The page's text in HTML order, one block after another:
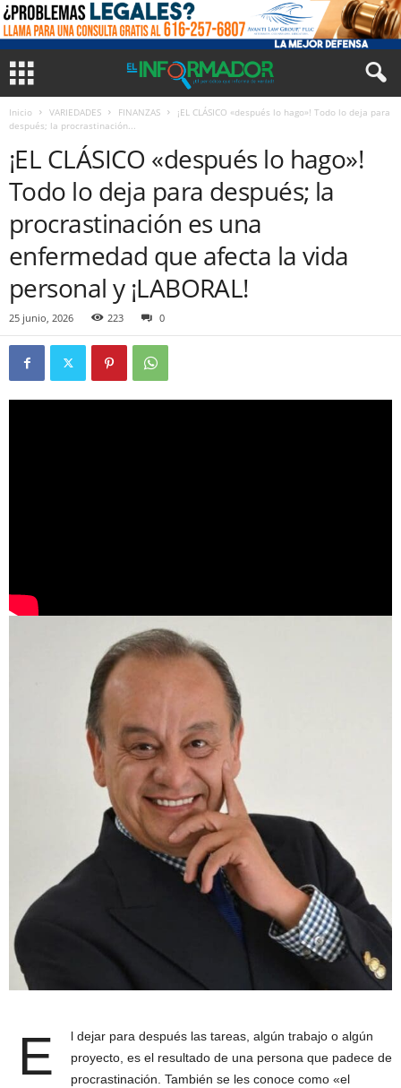
Inicio VARIEDADES FINANZAS
¡EL CLÁSICO «después lo hago»! Todo lo deja para
después; la procrastinación...
¡EL CLÁSICO «después lo hago»!
Todo lo deja para después; la
procrastinación es una
enfermedad que afecta la vida
personal y ¡LABORAL!
25 junio, 2026 223 0
E
l dejar para después las tareas, algún trabajo o algún
proyecto, es el resultado de una persona que padece de
procrastinación. También se les conoce como «el